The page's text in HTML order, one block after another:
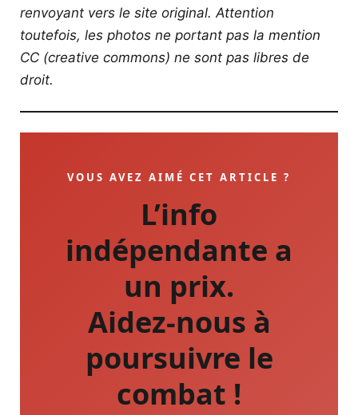
renvoyant vers le site original. Attention
toutefois, les photos ne portant pas la mention
CC (creative commons) ne sont pas libres de
droit.
VOUS AVEZ AIMÉ CET ARTICLE ?
L’info
indépendante a
un prix.
Aidez-nous à
poursuivre le
combat !